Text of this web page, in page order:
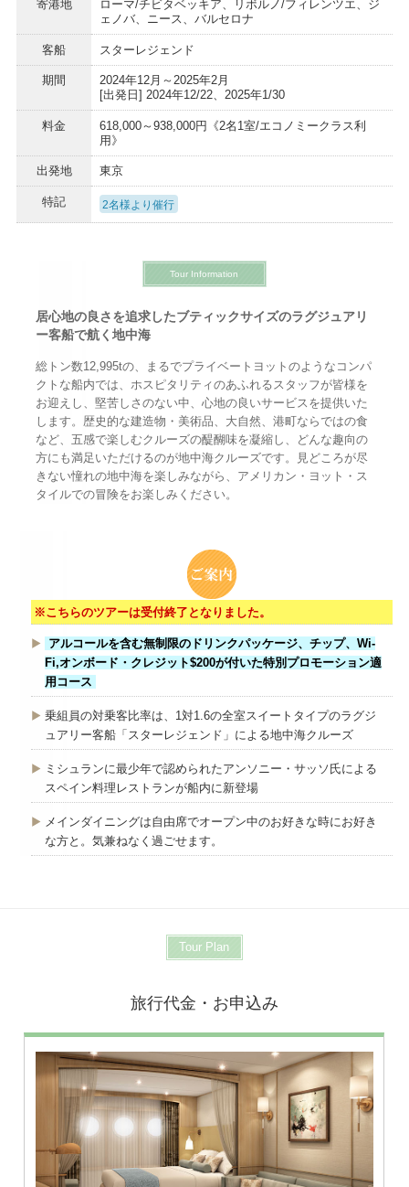
寄港地
ローマ/チビタベッキア、リボルノ/フィレンツエ、ジ
ェノバ、ニース、バルセロナ
客船 スターレジェンド
期間
2024年12月～2025年2月
[出発日] 2024年12/22、2025年1/30
料金
618,000～938,000円《2名1室/エコノミークラス利
用》
出発地 東京
特記 2名様より催行
Tour Information
居心地の良さを追求したブティックサイズのラグジュアリ
ー客船で航く地中海
総トン数12,995tの、まるでプライベートヨットのようなコンパ
クトな船内では、ホスピタリティのあふれるスタッフが皆様を
お迎えし、堅苦しさのない中、心地の良いサービスを提供いた
します。歴史的な建造物・美術品、大自然、港町ならではの食
など、五感で楽しむクルーズの醍醐味を凝縮し、どんな趣向の
方にも満足いただけるのが地中海クルーズです。見どころが尽
きない憧れの地中海を楽しみながら、アメリカン・ヨット・ス
タイルでの冒険をお楽しみください。
※こちらのツアーは受付終了となりました。
アルコールを含む無制限のドリンクパッケージ、チップ、Wi-
Fi,オンボード・クレジット$200が付いた特別プロモーション適
用コース
乗組員の対乗客比率は、1対1.6の全室スイートタイプのラグジ
ュアリー客船「スターレジェンド」による地中海クルーズ
ミシュランに最少年で認められたアンソニー・サッソ氏による
スペイン料理レストランが船内に新登場
メインダイニングは自由席でオープン中のお好きな時にお好き
な方と。気兼ねなく過ごせます。
Tour Plan
旅行代金・お申込み